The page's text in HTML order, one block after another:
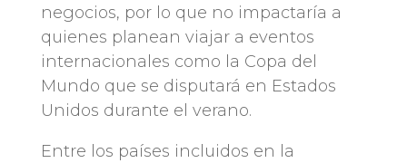
negocios, por lo que no impactaría a
quienes planean viajar a eventos
internacionales como la Copa del
Mundo que se disputará en Estados
Unidos durante el verano.
Entre los países incluidos en la